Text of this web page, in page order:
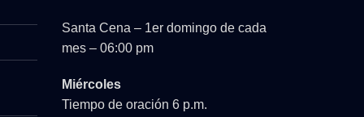
Santa Cena – 1er domingo de cada
mes – 06:00 pm
Miércoles
Tiempo de oración 6 p.m.